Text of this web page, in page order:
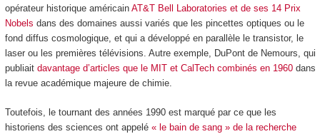
opérateur historique américain AT&T Bell Laboratories et de ses 14 Prix
Nobels dans des domaines aussi variés que les pincettes optiques ou le
fond diffus cosmologique, et qui a développé en parallèle le transistor, le
laser ou les premières télévisions. Autre exemple, DuPont de Nemours, qui
publiait davantage d’articles que le MIT et CalTech combinés en 1960dans
la revue académique majeure de chimie.
Toutefois, le tournant des années 1990 est marqué par ce que les
historiens des sciences ont appelé « le bain de sang » de la recherche